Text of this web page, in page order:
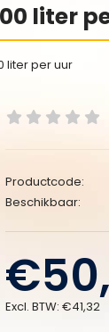
liter
liter per uur
Productcode:
Beschikbaar:
Excl. BTW: €41,32